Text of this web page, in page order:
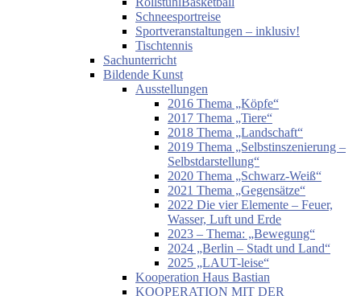
Schneesportreise
Sportveranstaltungen – inklusiv!
Tischtennis
Sachunterricht
Bildende Kunst
Ausstellungen
2016 Thema „Köpfe“
2017 Thema „Tiere“
2018 Thema „Landschaft“
2019 Thema „Selbstinszenierung –
Selbstdarstellung“
2020 Thema „Schwarz-Weiß“
2021 Thema „Gegensätze“
2022 Die vier Elemente – Feuer,
Wasser, Luft und Erde
2023 – Thema: „Bewegung“
2024 „Berlin – Stadt und Land“
2025 „LAUT-leise“
Kooperation Haus Bastian
KOOPERATION MIT DER